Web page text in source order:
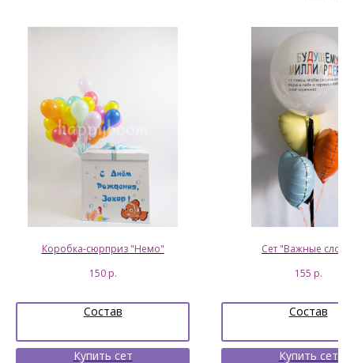
Коробка-сюрприз "Немо"
150 р.
Состав
Купить сет
Сет "Важные слова"
155 р.
Состав
Купить сет